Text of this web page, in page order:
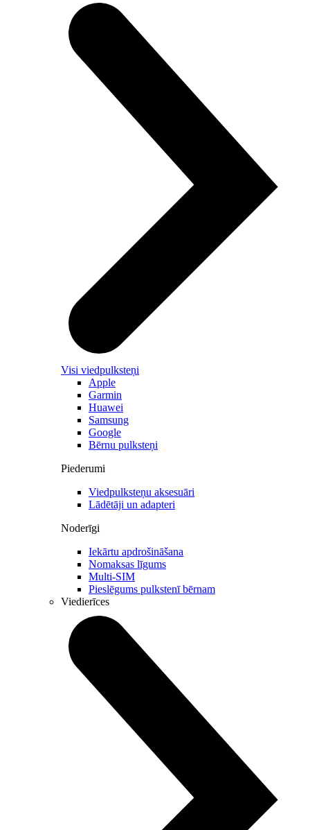
Visi viedpulksteņi
Apple
Garmin
Huawei
Samsung
Google
Bērnu pulksteņi
Piederumi
Viedpulksteņu aksesuāri
Lādētāji un adapteri
Noderīgi
Iekārtu apdrošināšana
Nomaksas līgums
Multi-SIM
Pieslēgums pulkstenī bērnam
Viedierīces